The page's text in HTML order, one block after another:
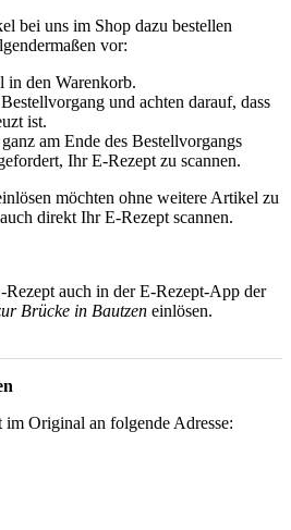
bei uns im Shop dazu bestellen
vor:
in den Warenkorb.
und achten darauf, dass
ist.
am Ende des Bestellvorgangs
Ihr E-Rezept zu scannen.
möchten ohne weitere Artikel zu
direkt Ihr E-Rezept scannen.
auch in der E-Rezept-App der
Brücke in Bautzen einlösen.
im Original an folgende Adresse: